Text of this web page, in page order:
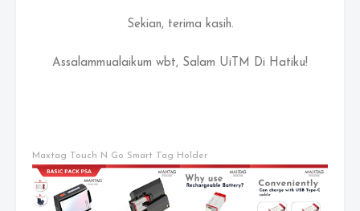
Sekian, terima kasih.
Assalammualaikum wbt, Salam UiTM Di Hatiku!
Maxtag Touch N Go Smart Tag Holder